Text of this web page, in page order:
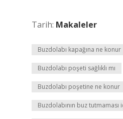
Tarih: Makaleler
Buzdolabı kapağına ne konur
Buzdolabı poşeti sağlıklı mı
Buzdolabı poşetine ne konur
Buzdolabının buz tutmaması